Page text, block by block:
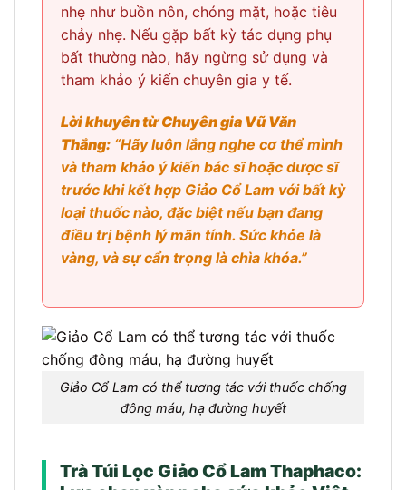
nhẹ như buồn nôn, chóng mặt, hoặc tiêu
chảy nhẹ. Nếu gặp bất kỳ tác dụng phụ
bất thường nào, hãy ngừng sử dụng và
tham khảo ý kiến chuyên gia y tế.
Lời khuyên từ Chuyên gia Vũ Văn
Thắng: “Hãy luôn lắng nghe cơ thể mình
và tham khảo ý kiến bác sĩ hoặc dược sĩ
trước khi kết hợp Giảo Cổ Lam với bất kỳ
loại thuốc nào, đặc biệt nếu bạn đang
điều trị bệnh lý mãn tính. Sức khỏe là
vàng, và sự cẩn trọng là chìa khóa.”
Giảo Cổ Lam có thể tương tác với thuốc chống
đông máu, hạ đường huyết
Trà Túi Lọc Giảo Cổ Lam Thaphaco: